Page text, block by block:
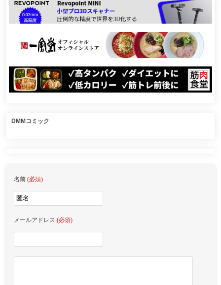
DMMコミック
名前 (必須)
メールアドレス (必須)